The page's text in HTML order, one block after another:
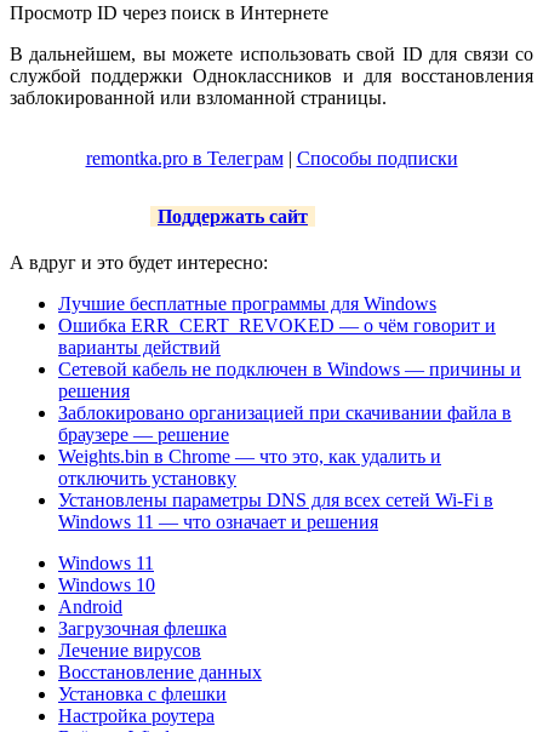
Просмотр ID через поиск в Интернете
В дальнейшем, вы можете использовать свой ID для связи со
службой поддержки Одноклассников и для восстановления
заблокированной или взломанной страницы.
remontka.pro в Телеграм| Способы подписки
Поддержать сайт
А вдруг и это будет интересно:
Лучшие бесплатные программы для Windows
Ошибка ERR_CERT_REVOKED — о чём говорит и
варианты действий
Сетевой кабель не подключен в Windows — причины и
решения
Заблокировано организацией при скачивании файла в
браузере — решение
Weights.bin в Chrome — что это, как удалить и
отключить установку
Установлены параметры DNS для всех сетей Wi-Fi в
Windows 11 — что означает и решения
Windows 11
Windows 10
Android
Загрузочная флешка
Лечение вирусов
Восстановление данных
Установка с флешки
Настройка роутера